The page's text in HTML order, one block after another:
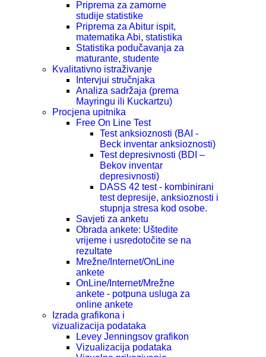
Priprema za zamorne
studije statistike
Priprema za Abitur ispit,
matematika Abi, statistika
Statistika podučavanja za
maturante, studente
Kvalitativno istraživanje
Intervjui stručnjaka
Analiza sadržaja (prema
Mayringu ili Kuckartzu)
Procjena upitnika
Free On Line Test
Test anksioznosti (BAI -
Beck inventar anksioznosti)
Test depresivnosti (BDI –
Bekov inventar
depresivnosti)
DASS 42 test - kombinirani
test depresije, anksioznosti i
stupnja stresa kod osobe.
Savjeti za anketu
Obrada ankete: Uštedite
vrijeme i usredotočite se na
rezultate
Mrežne/Internet/OnLine
ankete
OnLine/Internet/Mrežne
ankete - potpuna usluga za
online ankete
Izrada grafikona i
vizualizacija podataka
Levey Jenningsov grafikon
Vizualizacija podataka